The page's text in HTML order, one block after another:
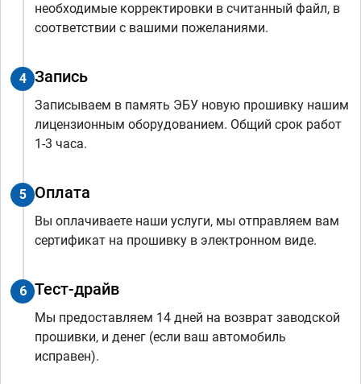
необходимые корректировки в считанный файл, в
соответствии с вашими пожеланиями.
4 Запись
Записываем в память ЭБУ новую прошивку нашим
лицензионным оборудованием. Общий срок работ
1-3 часа.
5 Оплата
Вы оплачиваете наши услуги, мы отправляем вам
сертификат на прошивку в электронном виде.
6 Тест-драйв
Мы предоставляем 14 дней на возврат заводской
прошивки, и денег (если ваш автомобиль
исправен).